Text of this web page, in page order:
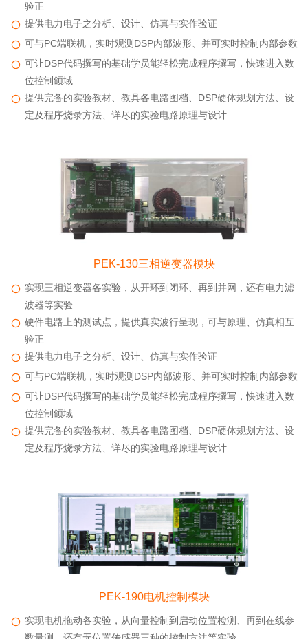
验正
提供电力电子之分析、设计、仿真与实作验证
可与PC端联机，实时观测DSP内部波形、并可实时控制内部参数
可让DSP代码撰写的基础学员能轻松完成程序撰写，快速进入数
位控制颌域
提供完备的实验教材、教具各电路图档、DSP硬体规划方法、设
定及程序烧录方法、详尽的实验电路原理与设计
PEK-130三相逆变器模块
实现三相逆变器各实验，从开环到闭环、再到并网，还有电力滤
波器等实验
硬件电路上的测试点，提供真实波行呈现，可与原理、仿真相互
验正
提供电力电子之分析、设计、仿真与实作验证
可与PC端联机，实时观测DSP内部波形、并可实时控制内部参数
可让DSP代码撰写的基础学员能轻松完成程序撰写，快速进入数
位控制颌域
提供完备的实验教材、教具各电路图档、DSP硬体规划方法、设
定及程序烧录方法、详尽的实验电路原理与设计
PEK-190电机控制模块
实现电机拖动各实验，从向量控制到启动位置检测、再到在线参